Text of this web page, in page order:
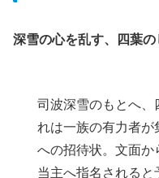
深雪の心を乱す、四葉の
司波深雪のもとへ、
れは一族の有力者が
への招待状。文面か
当主へ指名される